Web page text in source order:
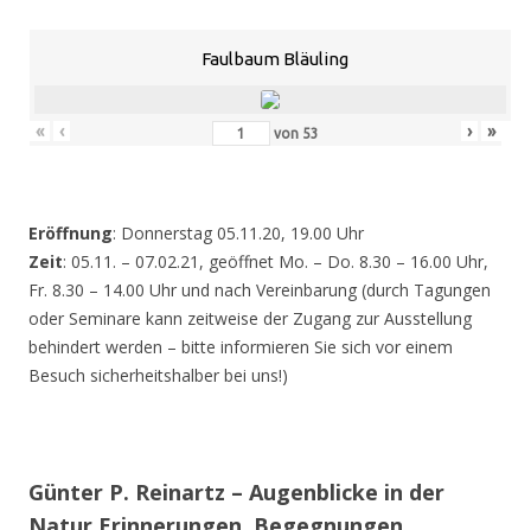
Faulbaum Bläuling
« ‹ von 53 › »
Eröffnung: Donnerstag 05.11.20, 19.00 Uhr
Zeit: 05.11. – 07.02.21, geöffnet Mo. – Do. 8.30 – 16.00 Uhr,
Fr. 8.30 – 14.00 Uhr und nach Vereinbarung (durch Tagungen
oder Seminare kann zeitweise der Zugang zur Ausstellung
behindert werden – bitte informieren Sie sich vor einem
Besuch sicherheitshalber bei uns!)
Günter P. Reinartz – Augenblicke in der